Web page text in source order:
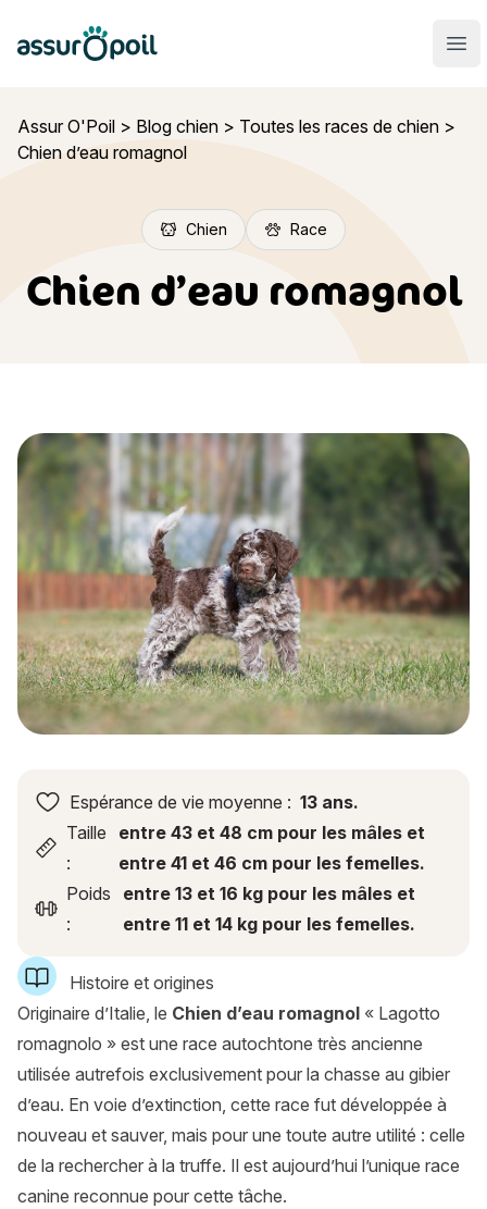
Assur O'Poil
Assur O'Poil > Blog chien > Toutes les races de chien >
Chien d’eau romagnol
Chien Race
Chien d’eau romagnol
Chien d’eau romagnol
Espérance de vie moyenne : 13 ans.
Taille
:
entre 43 et 48 cm pour les mâles et
entre 41 et 46 cm pour les femelles.
Poids
:
entre 13 et 16 kg pour les mâles et
entre 11 et 14 kg pour les femelles.
Histoire et origines
Originaire d’Italie, le Chien d’eau romagnol « Lagotto
romagnolo » est une race autochtone très ancienne
utilisée autrefois exclusivement pour la chasse au gibier
d’eau. En voie d’extinction, cette race fut développée à
nouveau et sauver, mais pour une toute autre utilité : celle
de la rechercher à la truffe. Il est aujourd’hui l’unique race
canine reconnue pour cette tâche.